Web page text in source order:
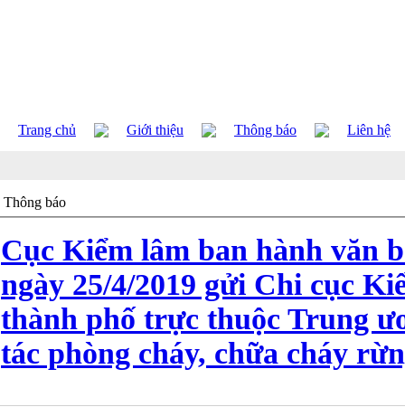
Trang chủ Giới thiệu Thông báo Liên hệ
Thông báo
Cục Kiểm lâm ban hành văn
ngày 25/4/2019 gửi Chi cục
thành phố trực thuộc Trung
tác phòng cháy, chữa cháy